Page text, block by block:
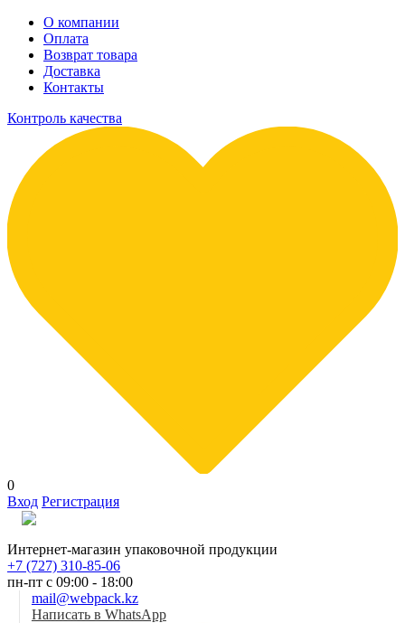
О компании
Оплата
Возврат товара
Доставка
Контакты
Контроль качества
0
Вход Регистрация
Интернет-магазин упаковочной продукции
+7 (727) 310-85-06
пн-пт с 09:00 - 18:00
mail@webpack.kz
Написать в WhatsApp